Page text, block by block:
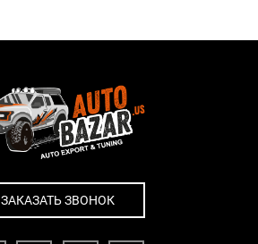
ЗАКАЗАТЬ ЗВОНОК